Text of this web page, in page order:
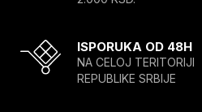
ISPORUKA OD 48H
NA CELOJ TERITORIJI
REPUBLIKE SRBIJE